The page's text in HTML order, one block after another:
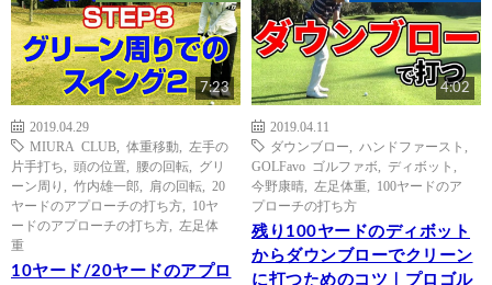
7:23
2019.04.29
MIURA CLUB
体重移動
左手の
片手打ち
頭の位置 腰の回転
グリ
ーン周り
竹内雄一郎 肩の回転
20
ヤードのアプローチの打ち方
10ヤ
ードのアプローチの打ち方
左足体
重
10ヤード/20ヤードのアプロ
4:02
2019.04.11
ダウンブロー
ハンドファースト
GOLFavo ゴルファボ
ディボット
今野康晴
左足体重
100ヤードのア
プローチの打ち方
残り100ヤードのディボット
からダウンブローでクリーン
に打つためのコツ｜プロゴル